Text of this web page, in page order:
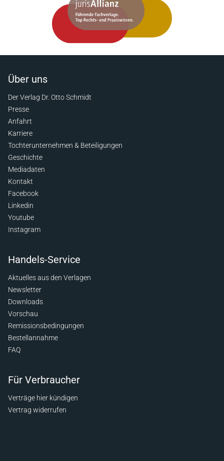
Über uns
Der Verlag Dr. Otto Schmidt
Presse
Anfahrt
Karriere
Tochterunternehmen & Beteiligungen
Geschichte
Mediadaten
Kontakt
Facebook
Linkedin
Youtube
Instagram
Handels-Service
Aktuelles aus den Verlagen
Newsletter
Downloads
Vorschau
Remissionsbedingungen
Bestellannahme
FAQ
Für Verbraucher
Verträge hier kündigen
Vertrag widerrufen